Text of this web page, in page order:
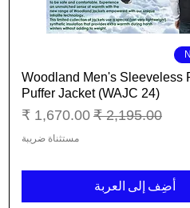
Woodland Men's Sleeveless
Puffer Jacket (WAJC 24)
سعر عادي سعر البيع
مستثناة ضريبة
أضِف إلى العربة